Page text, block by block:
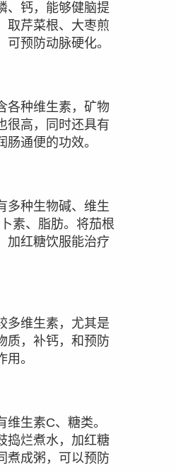
、钙，能够健脑提
取芹菜根、大枣煎
可预防动脉硬化。
各种维生素，矿物
很高，同时还具有
肠通便的功效。
多种生物碱、维生
素、脂肪。将茄根
加红糖饮服能治疗
多维生素，尤其是
质，补钙，和预防
。
维生素C、糖类。
捣烂煮水，加红糖
煮成粥，可以预防